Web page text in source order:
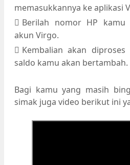
memasukkannya ke aplikasi
Berilah nomor HP
akun Virgo.
Kembalian akan
saldo kamu akan bertambah.
Bagi kamu yang masih
simak juga video berikut ini